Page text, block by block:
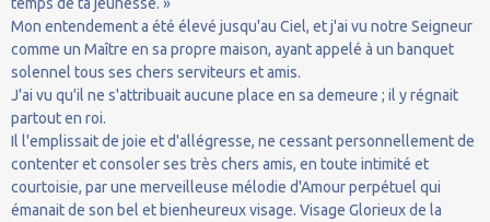
Mon entendement a été élevé jusqu'au Ciel, et j'ai vu notre Seigneur
comme un Maître en sa propre maison, ayant appelé à un banquet
solennel tous ses chers serviteurs et amis.
J'ai vu qu'il ne s'attribuait aucune place en sa demeure ; il y régnait
partout en roi.
Il l'emplissait de joie et d'allégresse, ne cessant personnellement de
contenter et consoler ses très chers amis, en toute intimité et
courtoisie, par une merveilleuse mélodie d'Amour perpétuel qui
émanait de son bel et bienheureux visage. Visage Glorieux de la